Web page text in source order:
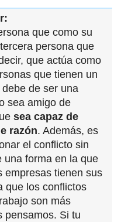
que como su
persona que
que actúa como
que tienen un
de ser una
sea amigo de
sea capaz de
razón. Además, es
el conflicto sin
una forma en la que
empresas tienen sus
que los conflictos
son más
pensamos. Si tu